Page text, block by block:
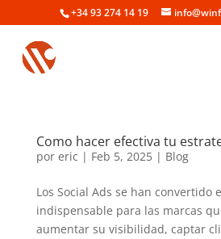
+34 93 274 14 19
Como hacer efectiva tu
por eric | Feb 5, 2025| Blog
Los Social Ads se han convertido
indispensable para las marcas
aumentar su visibilidad, captar